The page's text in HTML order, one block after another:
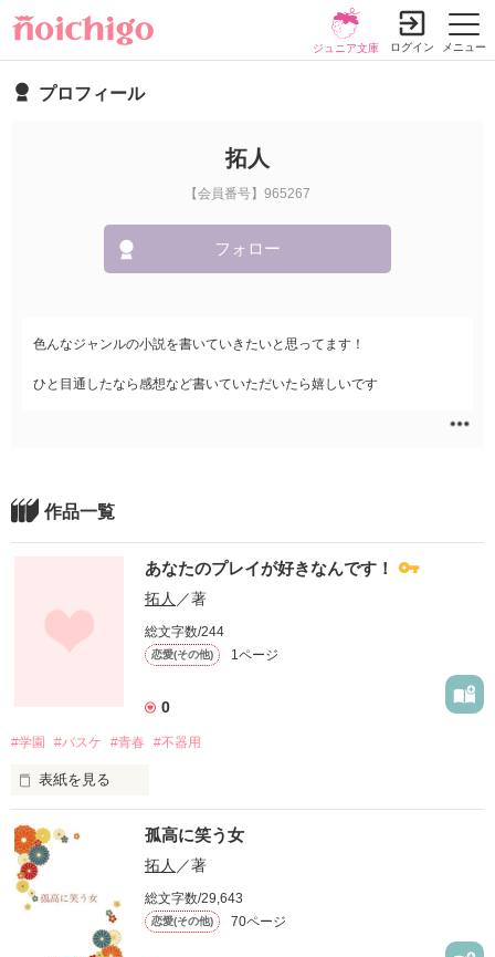
メニュー
ジュニア文庫 ログイン
プロフィール
拓人
【会員番号】965267
フォロー
色んなジャンルの小説を書いていきたいと思ってます！
ひと目通したなら感想など書いていただいたら嬉しいです
作品一覧
あなたのプレイが好きなんです！
拓人 ／著
総文字数/244
恋愛(その他) 1ページ
0
#学園 #バスケ #青春 #不器用
表紙を見る
それは一瞬の出来事だった
私はあの時、あなたのプレイに釘付けになった
それだけでこれから私があなたの力になりたいと思うことはダ
メですか？
孤高に笑う女
拓人 ／著
総文字数/29,643
恋愛(その他) 70ページ